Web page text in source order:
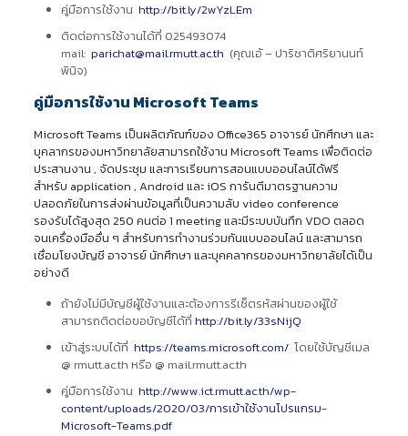
คู่มือการใช้งาน http://bit.ly/2wYzLEm
ติดต่อการใช้งานได้ที่ 025493074
mail: parichat@mail.rmutt.ac.th (คุณเอ้ – ปาริชาติศริยานนท์
พินิจ)
คู่มือการใช้งาน Microsoft Teams
Microsoft Teams เป็นผลิตภัณฑ์ของ Office365 อาจารย์ นักศึกษา และ
บุคลากรของมหาวิทยาลัยสามารถใช้งาน Microsoft Teams เพื่อติดต่อ
ประสานงาน , จัดประชุม และการเรียนการสอนแบบออนไลน์ได้ฟรี
สำหรับ application , Android และ iOS การันตีมาตรฐานความ
ปลอดภัยในการส่งผ่านข้อมูลที่เป็นความลับ video conference
รองรับได้สูงสุด 250 คนต่อ 1 meeting และมีระบบบันทึก VDO ตลอด
จนเครื่องมืออื่น ๆ สำหรับการทำงานร่วมกันแบบออนไลน์ และสามารถ
เชื่อมโยงบัญชี อาจารย์ นักศึกษา และบุคคลากรของมหาวิทยาลัยได้เป็น
อย่างดี
ถ้ายังไม่มีบัญชีผู้ใช้งานและต้องการรีเซ็ตรหัสผ่านของผู้ใช้
สามารถติดต่อขอบัญชีได้ที่ http://bit.ly/33sNijQ
เข้าสู่ระบบได้ที่ https://teams.microsoft.com/โดยใช้บัญชีเมล
@ rmutt.ac.th หรือ @ mail.rmutt.ac.th
คู่มือการใช้งาน http://www.ict.rmutt.ac.th/wp-
content/uploads/2020/03/การเข้าใช้งานโปรแกรม-
Microsoft-Teams.pdf